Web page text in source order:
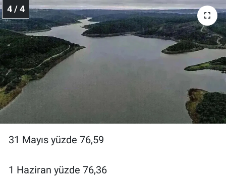
4 / 4
31 Mayıs yüzde 76,59
1 Haziran yüzde 76,36